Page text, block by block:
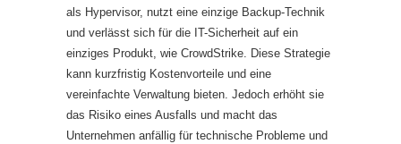
als Hypervisor, nutzt eine einzige Backup-Technik
und verlässt sich für die IT-Sicherheit auf ein
einziges Produkt, wie CrowdStrike. Diese Strategie
kann kurzfristig Kostenvorteile und eine
vereinfachte Verwaltung bieten. Jedoch erhöht sie
das Risiko eines Ausfalls und macht das
Unternehmen anfällig für technische Probleme und